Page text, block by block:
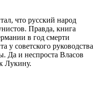
что русский народ
Правда, книга
в год смерти
у советского руководства
Да и неспроста Власов
Лукину.